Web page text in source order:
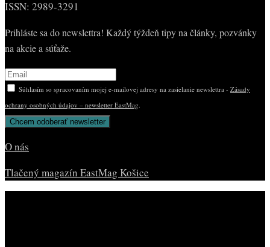
ISSN: 2989-3291
Prihláste sa do newslettra! Každý týždeň tipy na články, pozvánky
na akcie a súťaže.
Súhlasím so spracovaním mojej e-mailovej adresy na zasielanie newslettra - Zásady
ochrany osobných údajov – newsletter EastMag.
O nás
Tlačený magazín EastMag Košice